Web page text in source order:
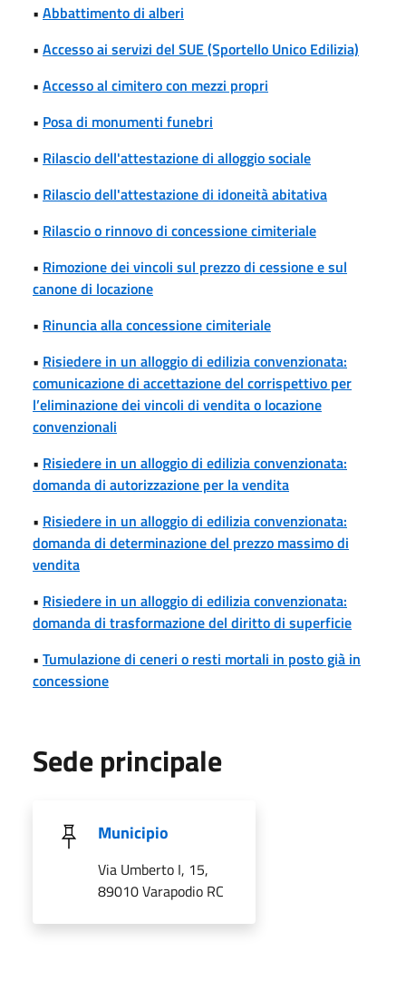
• Abbattimento di alberi
• Accesso ai servizi del SUE (Sportello Unico Edilizia)
• Accesso al cimitero con mezzi propri
• Posa di monumenti funebri
• Rilascio dell'attestazione di alloggio sociale
• Rilascio dell'attestazione di idoneità abitativa
• Rilascio o rinnovo di concessione cimiteriale
• Rimozione dei vincoli sul prezzo di cessione e sul
canone di locazione
• Rinuncia alla concessione cimiteriale
• Risiedere in un alloggio di edilizia convenzionata:
comunicazione di accettazione del corrispettivo per
l’eliminazione dei vincoli di vendita o locazione
convenzionali
• Risiedere in un alloggio di edilizia convenzionata:
domanda di autorizzazione per la vendita
• Risiedere in un alloggio di edilizia convenzionata:
domanda di determinazione del prezzo massimo di
vendita
• Risiedere in un alloggio di edilizia convenzionata:
domanda di trasformazione del diritto di superficie
• Tumulazione di ceneri o resti mortali in posto già in
concessione
Sede principale
Municipio
Via Umberto I, 15,
89010 Varapodio RC